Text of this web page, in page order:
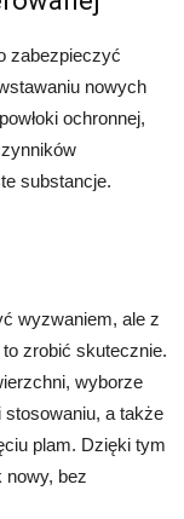
zabezpieczyć
nowych
ochronnej,
substancje.
wyzwaniem, ale z
zrobić skutecznie.
wyborze
stosowaniu, a także
plam. Dzięki tym
nowy, bez